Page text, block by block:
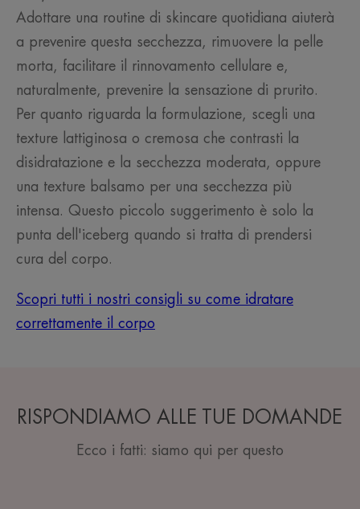
Adottare una routine di skincare quotidiana aiuterà
a prevenire questa secchezza, rimuovere la pelle
morta, facilitare il rinnovamento cellulare e,
naturalmente, prevenire la sensazione di prurito.
Per quanto riguarda la formulazione, scegli una
texture lattiginosa o cremosa che contrasti la
disidratazione e la secchezza moderata, oppure
una texture balsamo per una secchezza più
intensa. Questo piccolo suggerimento è solo la
punta dell'iceberg quando si tratta di prendersi
cura del corpo.
Scopri tutti i nostri consigli su come idratare
correttamente il corpo
RISPONDIAMO ALLE TUE DOMANDE
Ecco i fatti: siamo qui per questo